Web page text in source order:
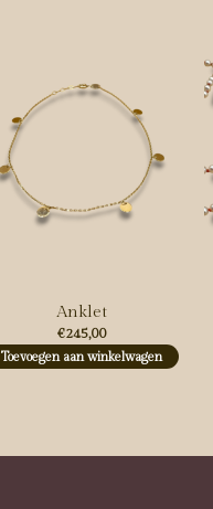
Anklet
€245,00
Toevoegen aan winkelwagen